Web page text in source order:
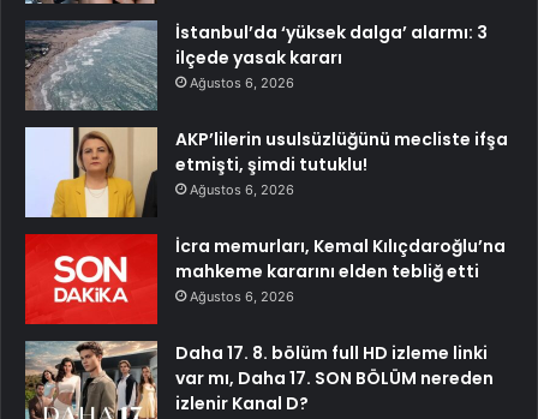
İstanbul’da ‘yüksek dalga’ alarmı: 3
ilçede yasak kararı
Ağustos 6, 2026
AKP’lilerin usulsüzlüğünü mecliste ifşa
etmişti, şimdi tutuklu!
Ağustos 6, 2026
İcra memurları, Kemal Kılıçdaroğlu’na
mahkeme kararını elden tebliğ etti
Ağustos 6, 2026
Daha 17. 8. bölüm full HD izleme linki
var mı, Daha 17. SON BÖLÜM nereden
izlenir Kanal D?